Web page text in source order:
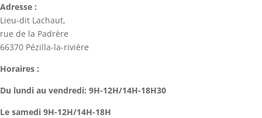
Adresse :
Lieu-dit Lachaut,
rue de la Padrère
66370 Pézilla-la-rivière
Horaires :
Du lundi au vendredi: 9H-12H/14H-18H30
Le samedi 9H-12H/14H-18H